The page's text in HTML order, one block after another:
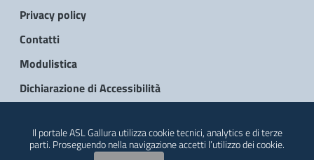
Privacy policy
Contatti
Modulistica
Dichiarazione di Accessibilità
Il portale ASL Gallura utilizza cookie tecnici, analytics e di terze
parti. Proseguendo nella navigazione accetti l’utilizzo dei cookie.